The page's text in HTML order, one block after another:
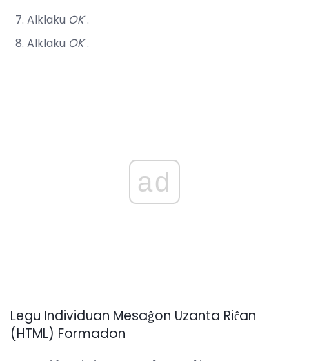
Alklaku OK.
Alklaku OK.
ad
Legu Individuan Mesaĝon Uzanta Riĉan
(HTML) Formadon